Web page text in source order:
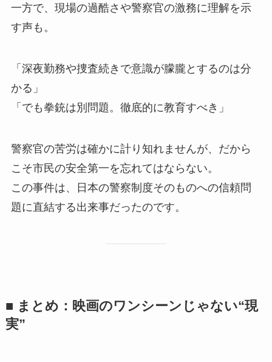
一方で、現場の過酷さや警察官の激務に理解を示
す声も。
「深夜勤務や捜査続きで意識が朦朧とするのは分
かる」
「でも拳銃は別問題。徹底的に教育すべき」
警察官の苦労は確かに計り知れませんが、だから
こそ市民の安全第一を忘れてはならない。
この事件は、日本の警察制度そのものへの信頼問
題に直結する出来事だったのです。
■ まとめ：映画のワンシーンじゃない“現
実”